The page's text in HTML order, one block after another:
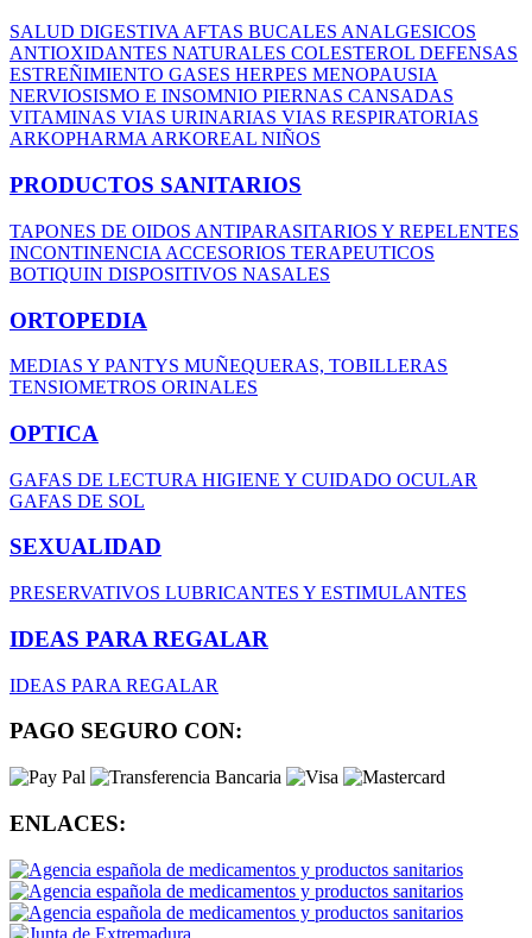
SALUD DIGESTIVAAFTAS BUCALES ANALGESICOS
ANTIOXIDANTES NATURALES COLESTEROL DEFENSAS
ESTREÑIMIENTO GASES HERPES MENOPAUSIA
NERVIOSISMO E INSOMNIO PIERNAS CANSADAS
VITAMINAS VIAS URINARIAS VIAS RESPIRATORIAS
ARKOPHARMAARKOREAL NIÑOS
PRODUCTOS SANITARIOS
TAPONES DE OIDOS ANTIPARASITARIOS Y REPELENTES
INCONTINENCIA ACCESORIOS TERAPEUTICOS
BOTIQUIN DISPOSITIVOS NASALES
ORTOPEDIA
MEDIAS Y PANTYS MUÑEQUERAS, TOBILLERAS
TENSIOMETROS ORINALES
OPTICA
GAFAS DE LECTURA HIGIENE Y CUIDADO OCULAR
GAFAS DE SOL
SEXUALIDAD
PRESERVATIVOS LUBRICANTES Y ESTIMULANTES
IDEAS PARA REGALAR
IDEAS PARA REGALAR
PAGO SEGURO CON:
ENLACES: